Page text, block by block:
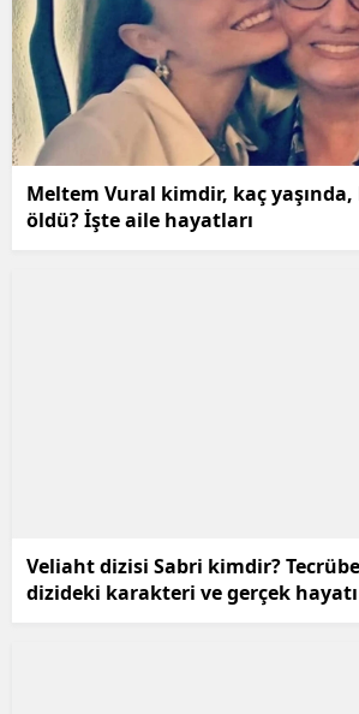
Meltem Vural kimdir, kaç yaşında,
öldü? İşte aile hayatları
Veliaht dizisi Sabri kimdir?
dizideki karakteri ve gerçek